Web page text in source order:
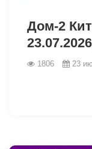
Дом-2
1806 23